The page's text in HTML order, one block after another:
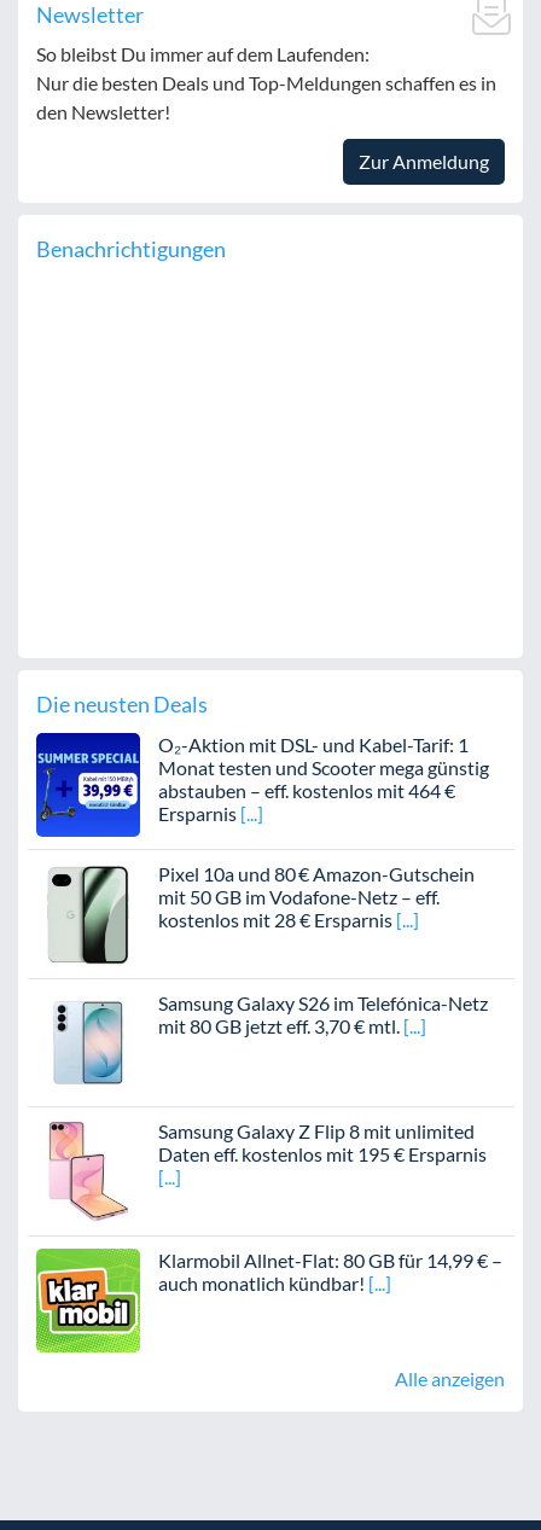
Newsletter
So bleibst Du immer auf dem Laufenden:
Nur die besten Deals und Top-Meldungen schaffen es in
den Newsletter!
Zur Anmeldung
Benachrichtigungen
Die neusten Deals
O₂-Aktion mit DSL- und Kabel-Tarif: 1
Monat testen und Scooter mega günstig
abstauben – eff. kostenlos mit 464 €
Ersparnis
Pixel 10a und 80 € Amazon-Gutschein
mit 50 GB im Vodafone-Netz – eff.
kostenlos mit 28 € Ersparnis
Samsung Galaxy S26 im Telefónica-Netz
mit 80 GB jetzt eff. 3,70 € mtl.
Samsung Galaxy Z Flip 8 mit unlimited
Daten eff. kostenlos mit 195 € Ersparnis
Klarmobil Allnet-Flat: 80 GB für 14,99 € –
auch monatlich kündbar!
Alle anzeigen